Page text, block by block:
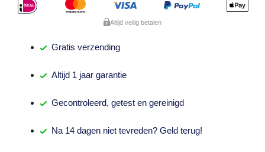
Altijd veilig betalen
Gratis verzending
Altijd 1 jaargarantie
Gecontroleerd, getesten gereinigd
Na 14 dagenniet tevreden? Geld terug!